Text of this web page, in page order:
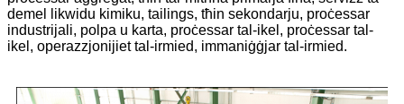
demel likwidu kimiku, tailings, tħin sekondarju, proċessar
industrijali, polpa u karta, proċessar tal-ikel, proċessar tal-
ikel, operazzjonijiet tal-irmied, immaniġġjar tal-irmied.